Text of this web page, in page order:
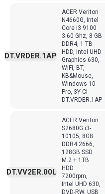
ACER Veriton
N4660G, Intel
Core i3 9100
3.60 Ghz, 8 GB
DDR4, 1 TB
HDD, Intel UHD
Graphics 630,
WiFi, BT,
KB&Mouse,
Windows 10
Pro, 3Y СI -
DT.VRDER.1AP
DT.VRDER.1AP
ACER Veriton
S2680G i3-
10105, 8GB
DDR4 2666,
128GB SSD
M.2 + 1TB
HDD
7200rpm,
Intel UHD 630,
DVD-RW, USB
DT.VV2ER.00L